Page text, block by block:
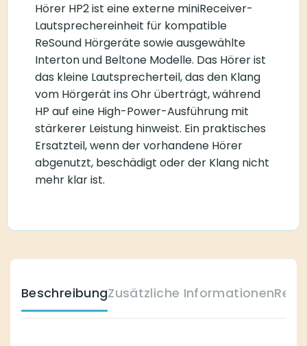
Hörer HP2 ist eine externe miniReceiver-
Lautsprechereinheit für kompatible
ReSound Hörgeräte sowie ausgewählte
Interton und Beltone Modelle. Das Hörer ist
das kleine Lautsprecherteil, das den Klang
vom Hörgerät ins Ohr überträgt, während
HP auf eine High-Power-Ausführung mit
stärkerer Leistung hinweist. Ein praktisches
Ersatzteil, wenn der vorhandene Hörer
abgenutzt, beschädigt oder der Klang nicht
mehr klar ist.
BeschreibungZusätzliche Informationen